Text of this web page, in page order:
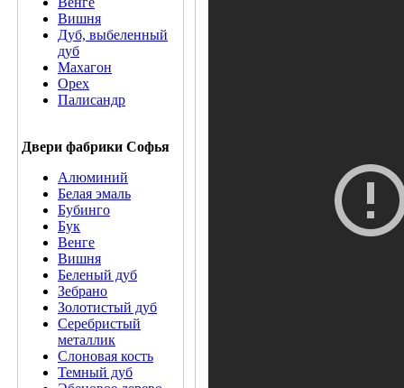
Вишня
Дуб, выбеленный
дуб
Махагон
Орех
Палисандр
Двери фабрики Софья
Алюминий
Белая эмаль
Бубинго
Бук
Венге
Вишня
Беленый дуб
Зебрано
Золотистый дуб
Серебристый
металлик
Слоновая кость
Темный дуб